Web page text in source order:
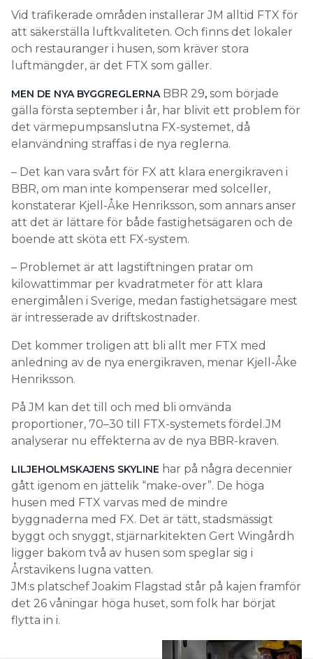
Vid trafikerade områden installerar JM alltid FTX för
att säkerställa luftkvaliteten. Och finns det lokaler
och restauranger i husen, som kräver stora
luftmängder, är det FTX som gäller.
MEN DE NYA BYGGREGLERNABBR 29, som började
gälla första september i år, har blivit ett problem för
det värmepumpsanslutna FX-systemet, då
elanvändning straffas i de nya reglerna.
– Det kan vara svårt för FX att klara energikraven i
BBR, om man inte kompenserar med solceller,
konstaterar Kjell-Åke Henriksson, som annars anser
att det är lättare för både fastighetsägaren och de
boende att sköta ett FX-system.
– Problemet är att lagstiftningen pratar om
kilowattimmar per kvadratmeter för att klara
energimålen i Sverige, medan fastighetsägare mest
är intresserade av driftskostnader.
Det kommer troligen att bli allt mer FTX med
anledning av de nya energikraven, menar Kjell-Åke
Henriksson.
På JM kan det till och med bli omvända
proportioner, 70–30 till FTX-systemets fördel.JM
analyserar nu effekterna av de nya BBR-kraven.
LILJEHOLMSKAJENS SKYLINE har på några decennier
gått igenom en jättelik “make-over”. De höga
husen med FTX varvas med de mindre
byggnaderna med FX. Det är tätt, stadsmässigt
byggt och snyggt, stjärnarkitekten Gert Wingårdh
ligger bakom två av husen som speglar sig i
Årstavikens lugna vatten.
JM:s platschef Joakim Flagstad står på kajen framför
det 26 våningar höga huset, som folk har börjat
flytta in i.